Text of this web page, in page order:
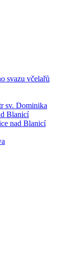
svazu včelařů
sv. Dominika
Blanicí
nad Blanicí